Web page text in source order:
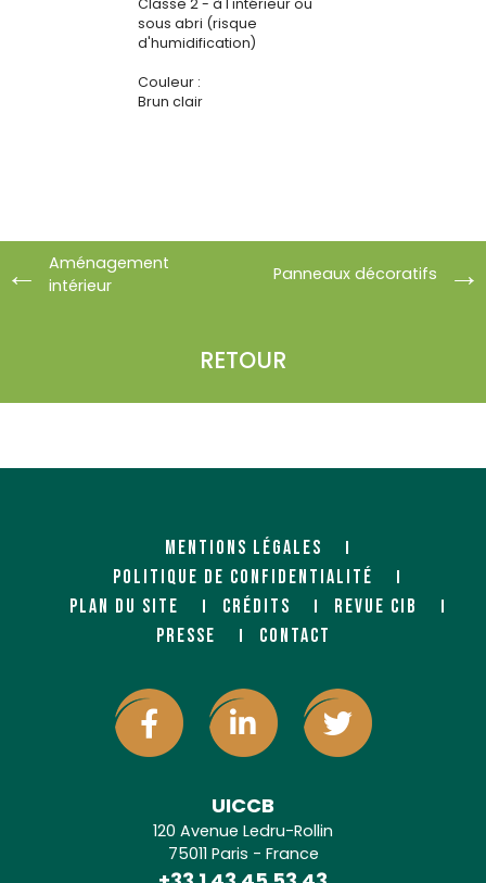
Classe 2 - à l'intérieur ou
sous abri (risque
d'humidification)
Couleur :
Brun clair
Aménagement
intérieur
RETOUR
Panneaux décoratifs
MENTIONS LÉGALES
POLITIQUE DE CONFIDENTIALITÉ
PLAN DU SITE
CRÉDITS
REVUE CIB
PRESSE
CONTACT
UICCB
120 Avenue Ledru-Rollin
75011 Paris - France